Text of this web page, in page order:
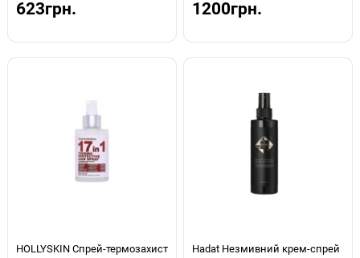
623грн. 1200грн.
HOLLYSKIN Спрей-термозахист
Hadat Незмивний крем-спрей